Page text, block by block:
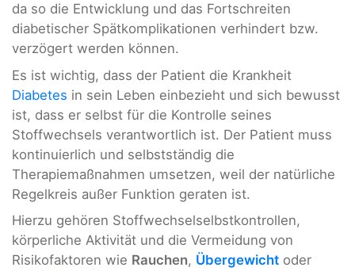
da so die Entwicklung und das Fortschreiten
diabetischer Spätkomplikationen verhindert bzw.
verzögert werden können.
Es ist wichtig, dass der Patient die Krankheit
Diabetes in sein Leben einbezieht und sich bewusst
ist, dass er selbst für die Kontrolle seines
Stoffwechsels verantwortlich ist. Der Patient muss
kontinuierlich und selbstständig die
Therapiemaßnahmen umsetzen, weil der natürliche
Regelkreis außer Funktion geraten ist.
Hierzu gehören Stoffwechselselbstkontrollen,
körperliche Aktivität und die Vermeidung von
Risikofaktoren wie Rauchen, Übergewicht oder